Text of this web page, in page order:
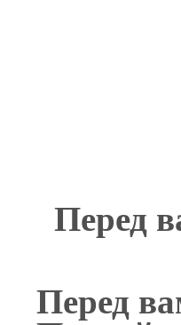
Перед
Перед